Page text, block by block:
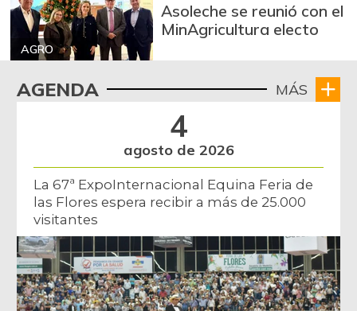
AGRO
Asoleche se reunió con el
MinAgricultura electo
AGENDA MÁS
4
agosto de 2026
La 67ª ExpoInternacional Equina Feria de
las Flores espera recibir a más de 25.000
visitantes